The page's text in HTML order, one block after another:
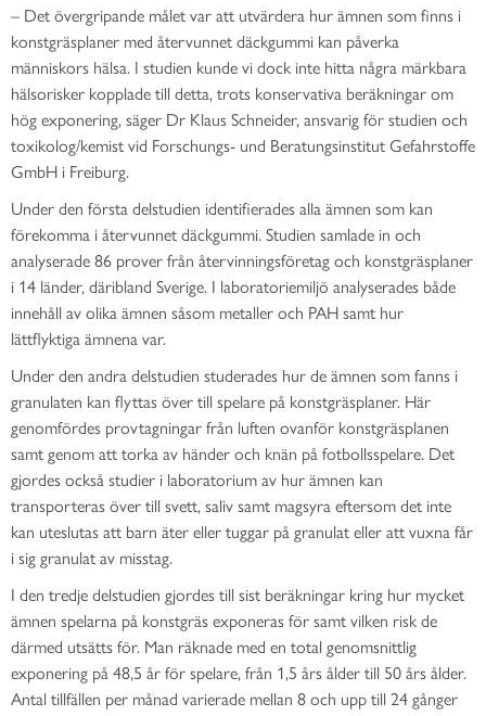
– Det övergripande målet var att utvärdera hur ämnen som finns i
konstgräsplaner med återvunnet däckgummi kan påverka
människors hälsa. I studien kunde vi dock inte hitta några märkbara
hälsorisker kopplade till detta, trots konservativa beräkningar om
hög exponering, säger Dr Klaus Schneider, ansvarig för studien och
toxikolog/kemist vid Forschungs- und Beratungsinstitut Gefahrstoffe
GmbH i Freiburg.
Under den första delstudien identifierades alla ämnen som kan
förekomma i återvunnet däckgummi. Studien samlade in och
analyserade 86 prover från återvinningsföretag och konstgräsplaner
i 14 länder, däribland Sverige. I laboratoriemiljö analyserades både
innehåll av olika ämnen såsom metaller och PAH samt hur
lättflyktiga ämnena var.
Under den andra delstudien studerades hur de ämnen som fanns i
granulaten kan flyttas över till spelare på konstgräsplaner. Här
genomfördes provtagningar från luften ovanför konstgräsplanen
samt genom att torka av händer och knän på fotbollsspelare. Det
gjordes också studier i laboratorium av hur ämnen kan
transporteras över till svett, saliv samt magsyra eftersom det inte
kan uteslutas att barn äter eller tuggar på granulat eller att vuxna får
i sig granulat av misstag.
I den tredje delstudien gjordes till sist beräkningar kring hur mycket
ämnen spelarna på konstgräs exponeras för samt vilken risk de
därmed utsätts för. Man räknade med en total genomsnittlig
exponering på 48,5 år för spelare, från 1,5 års ålder till 50 års ålder.
Antal tillfällen per månad varierade mellan 8 och upp till 24 gånger